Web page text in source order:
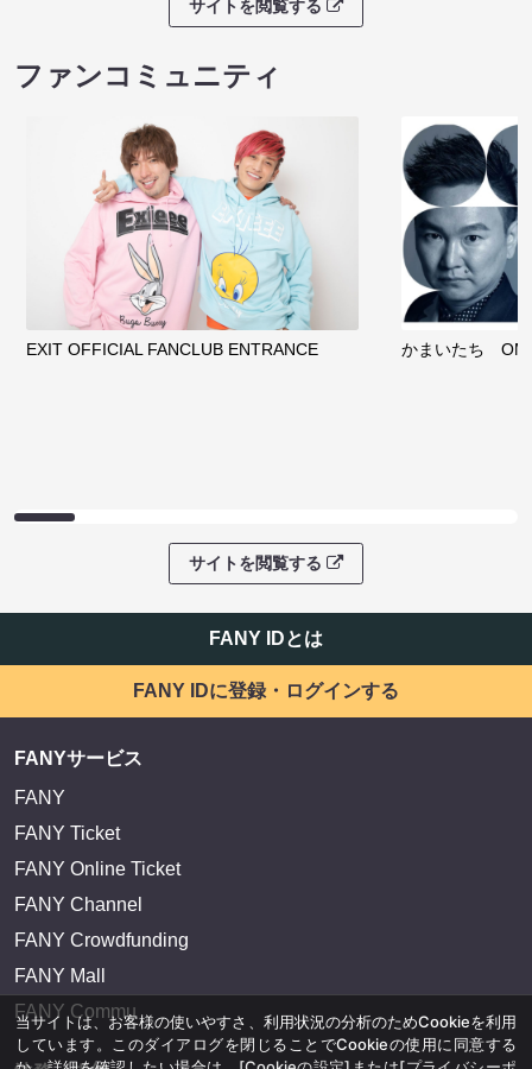
サイトを閲覧する
ファンコミュニティ
EXIT OFFICIAL FANCLUB ENTRANCE かまいたち
サイトを閲覧する
FANY IDとは
FANY IDに登録・ログインする
FANYサービス
FANY
FANY Ticket
FANY Online Ticket
FANY Channel
FANY Crowdfunding
FANY Mall
FANY Commu
当サイトは、お客様の使いやすさ、利用状況の分析のためCookieを利用
しています。このダイアログを閉じることでCookieの使用に同意する